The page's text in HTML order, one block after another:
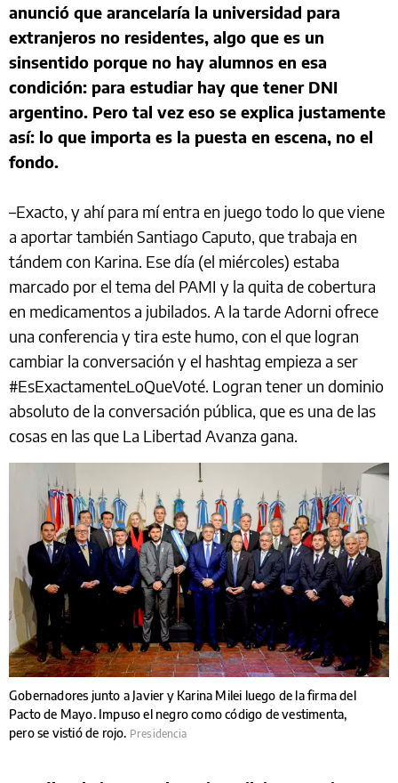
anunció que arancelaría la universidad para
extranjeros no residentes, algo que es un
sinsentido porque no hay alumnos en esa
condición: para estudiar hay que tener DNI
argentino. Pero tal vez eso se explica justamente
así: lo que importa es la puesta en escena, no el
fondo.
–Exacto, y ahí para mí entra en juego todo lo que viene
a aportar también Santiago Caputo, que trabaja en
tándem con Karina. Ese día (el miércoles) estaba
marcado por el tema del PAMI y la quita de cobertura
en medicamentos a jubilados. A la tarde Adorni ofrece
una conferencia y tira este humo, con el que logran
cambiar la conversación y el hashtag empieza a ser
#EsExactamenteLoQueVoté. Logran tener un dominio
absoluto de la conversación pública, que es una de las
cosas en las que La Libertad Avanza gana.
Gobernadores junto a Javier y Karina Milei luego de la firma del
Pacto de Mayo. Impuso el negro como código de vestimenta,
pero se vistió de rojo. Presidencia